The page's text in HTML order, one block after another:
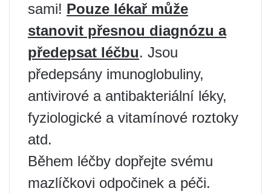
sami! Pouze lékař může
stanovit přesnou diagnózu a
předepsat léčbu. Jsou
předepsány imunoglobuliny,
antivirové a antibakteriální léky,
fyziologické a vitamínové roztoky
atd.
Během léčby dopřejte svému
mazlíčkovi odpočinek a péči.